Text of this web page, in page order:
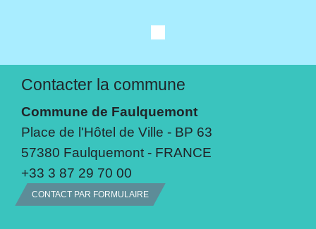
Contacter la commune
Commune de Faulquemont
Place de l'Hôtel de Ville - BP 63
57380 Faulquemont - FRANCE
+33 3 87 29 70 00
CONTACT PAR FORMULAIRE